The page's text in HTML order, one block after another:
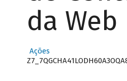
da Web
Ações